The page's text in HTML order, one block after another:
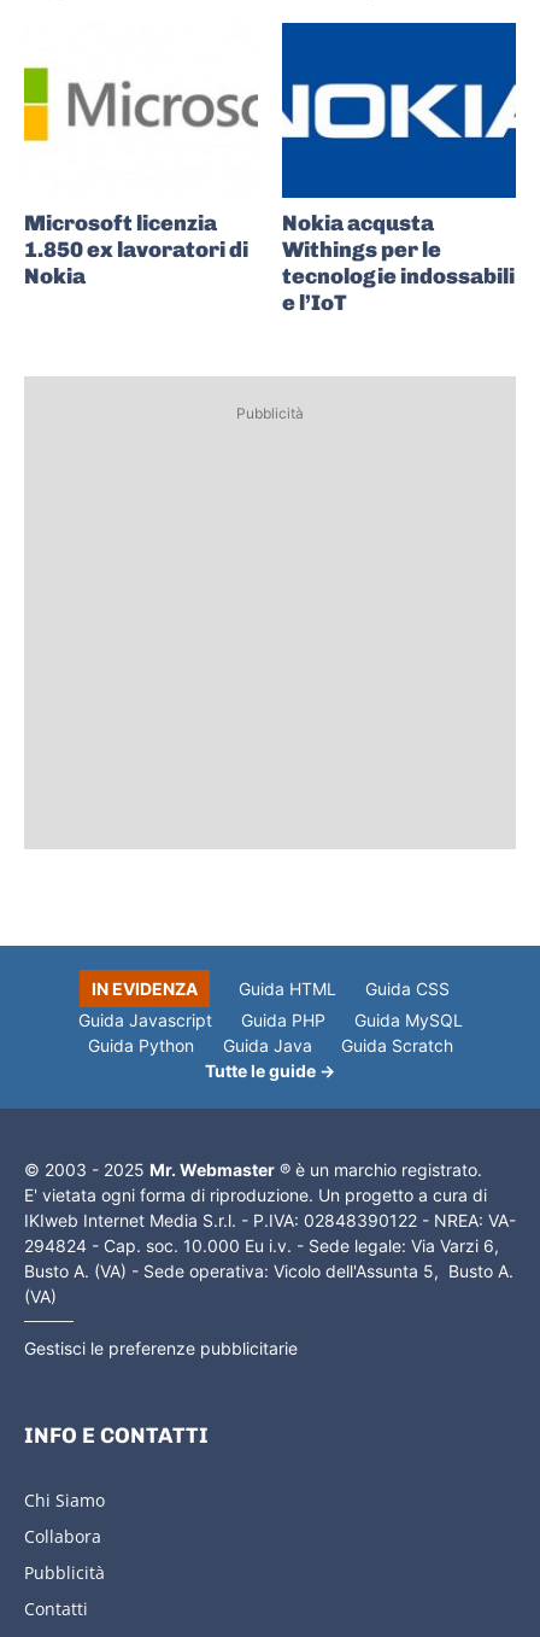
Microsoft licenzia
1.850 ex lavoratori di
Nokia
Nokia acqusta
Withings per le
tecnologie indossabili
e l’IoT
Pubblicità
IN EVIDENZA Guida HTML
Guida CSS
Guida Javascript
Guida PHP
Guida MySQL
Guida Python
Guida Java
Guida Scratch
Tutte le guide →
© 2003 - 2025 Mr. Webmaster ® è un marchio registrato.
E' vietata ogni forma di riproduzione. Un progetto a cura di
IKIweb Internet Media S.r.l. - P.IVA: 02848390122 - NREA: VA-
294824 - Cap. soc. 10.000 Eu i.v. - Sede legale: Via Varzi 6,
Busto A. (VA) - Sede operativa: Vicolo dell'Assunta 5, Busto A.
(VA)
Gestisci le preferenze pubblicitarie
INFO E CONTATTI
Chi Siamo
Collabora
Pubblicità
Contatti